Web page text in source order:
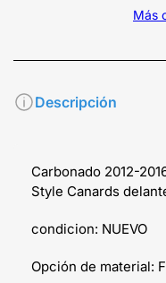
Más
Descripción
Carbonado 2012-
Style Canards
condicion: NUEVO
Opción de material: